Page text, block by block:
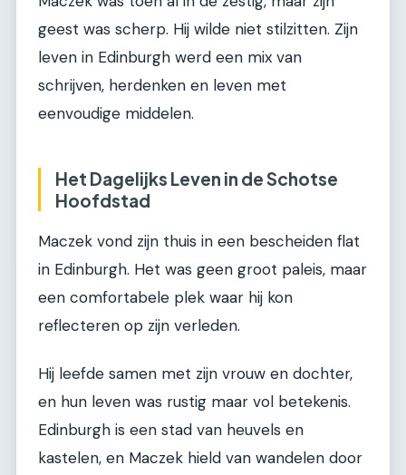
geest was scherp. Hij wilde niet stilzitten. Zijn
leven in Edinburgh werd een mix van
schrijven, herdenken en leven met
eenvoudige middelen.
Het Dagelijks Leven in de Schotse
Hoofdstad
Maczek vond zijn thuis in een bescheiden flat
in Edinburgh. Het was geen groot paleis, maar
een comfortabele plek waar hij kon
reflecteren op zijn verleden.
Hij leefde samen met zijn vrouw en dochter,
en hun leven was rustig maar vol betekenis.
Edinburgh is een stad van heuvels en
kastelen, en Maczek hield van wandelen door